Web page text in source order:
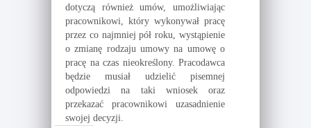
dotyczą również umów, umożliwiając
pracownikowi, który wykonywał pracę
przez co najmniej pół roku, wystąpienie
o zmianę rodzaju umowy na umowę o
pracę na czas nieokreślony. Pracodawca
będzie musiał udzielić pisemnej
odpowiedzi na taki wniosek oraz
przekazać pracownikowi uzasadnienie
swojej decyzji.